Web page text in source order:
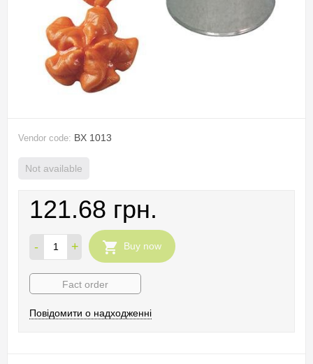
Vendor code: BX 1013
Not available
121.68 грн.
- + Buy now
Fact order
Повідомити о надходженні